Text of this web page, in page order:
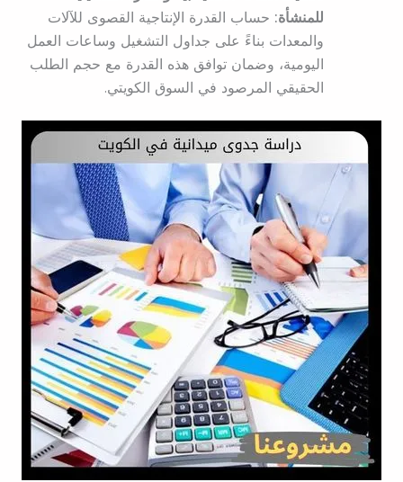
للمنشأة: حساب القدرة الإنتاجية القصوى للآلات
والمعدات بناءً على جداول التشغيل وساعات العمل
اليومية، وضمان توافق هذه القدرة مع حجم الطلب
الحقيقي المرصود في السوق الكويتي.